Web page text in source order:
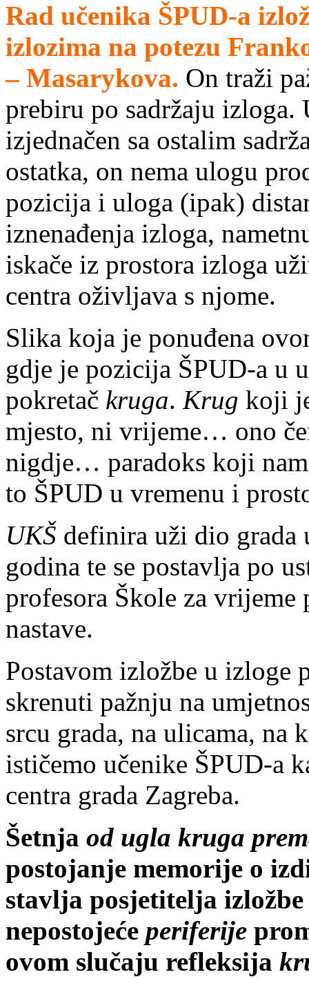
Rad učenika ŠPUD-a
izlozima na potezu
– Masarykova. On traži
prebiru po sadržaju
izjednačen sa ostalim
ostatka, on nema ulogu
pozicija i uloga (ipak)
iznenađenja izloga,
iskače iz prostora izloga
centra oživljava s njome.
Slika koja je ponuđena
gdje je pozicija ŠPUD-a u
pokretač kruga. Krug koji
mjesto, ni vrijeme… ono
nigdje… paradoks koji
to ŠPUD u vremenu i
UKŠ definira uži dio grada
godina te se postavlja po
profesora Škole za vrijeme
nastave.
Postavom izložbe u izloge
skrenuti pažnju na
srcu grada, na ulicama, na
ističemo učenike ŠPUD-a
centra grada Zagreba.
Šetnja od ugla kruga
postojanje memorije o
stavlja posjetitelja
nepostojeće periferije
ovom slučaju refleksija